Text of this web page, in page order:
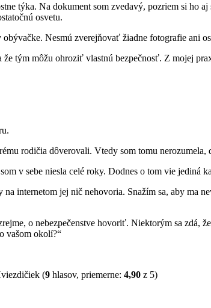
týka. Na dokument som zvedavý, pozriem si
osvetu.
Nesmú zverejňovať žiadne fotografie ani
tým môžu ohroziť vlastnú bezpečnosť. Z mojej
rodičia dôverovali. Vtedy som tomu nerozumela,
v sebe niesla celé roky. Dodnes o tom vie jediná
internetom jej nič nehovoria. Snažím sa, aby ma
o nebezpečenstve hovoriť. Niektorým sa zdá,
vašom okolí?“
(9 hlasov, priemerne: 4,90 z 5)